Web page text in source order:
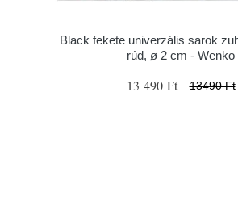
Black fekete univerzális sarok
rúd, ø 2 cm - Wenko
13 490 Ft 13490 Ft